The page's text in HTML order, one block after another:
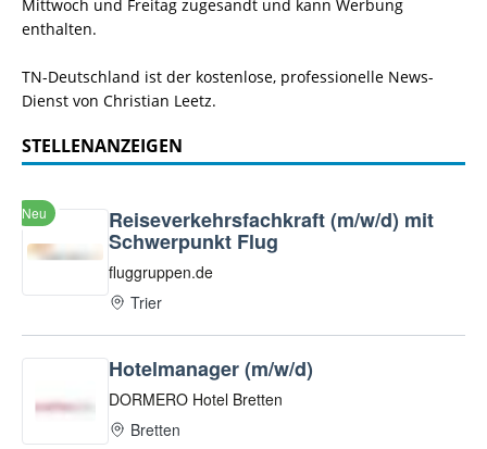
Mittwoch und Freitag zugesandt und kann Werbung
enthalten.
TN-Deutschland ist der kostenlose, professionelle News-
Dienst von Christian Leetz.
STELLENANZEIGEN